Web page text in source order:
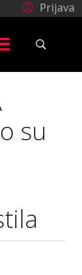
Prijava
su